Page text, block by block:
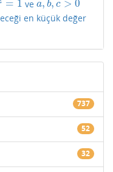
= 1 ve a, b, c > 0
a,b,c >0
en küçük değer
737
52
32